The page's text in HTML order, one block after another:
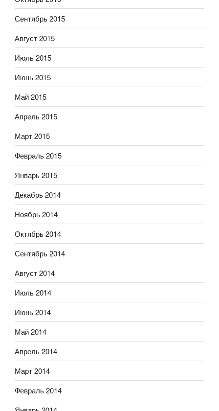
Сентябрь 2015
Август 2015
Июль 2015
Июнь 2015
Май 2015
Апрель 2015
Март 2015
Февраль 2015
Январь 2015
Декабрь 2014
Ноябрь 2014
Октябрь 2014
Сентябрь 2014
Август 2014
Июль 2014
Июнь 2014
Май 2014
Апрель 2014
Март 2014
Февраль 2014